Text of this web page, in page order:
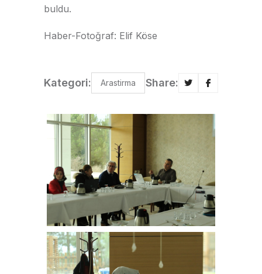
buldu.
Haber-Fotoğraf: Elif Köse
Kategori: Arastirma Share: